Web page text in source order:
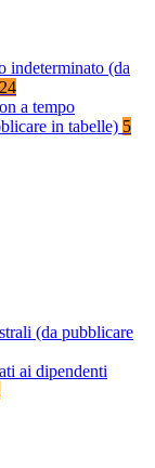
indeterminato (da
24
a tempo
in tabelle) 5
(da pubblicare
ai dipendenti